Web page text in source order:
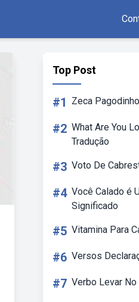
Top Post
#1 Zeca
#2 What Are You
Tradução
#3 Voto De
#4 Você Calado é
Significado
#5 Vitamina Para
#6 Versos
#7 Verbo Levar No